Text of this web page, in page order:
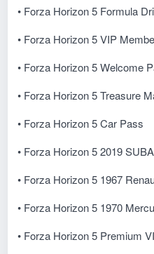
• Forza Horizon 5 Formula
• Forza Horizon 5 VIP
• Forza Horizon 5 Welcome
• Forza Horizon 5 Treasure
• Forza Horizon 5 Car Pass
• Forza Horizon 5 2019
• Forza Horizon 5 1967
• Forza Horizon 5 1970
• Forza Horizon 5 Premium